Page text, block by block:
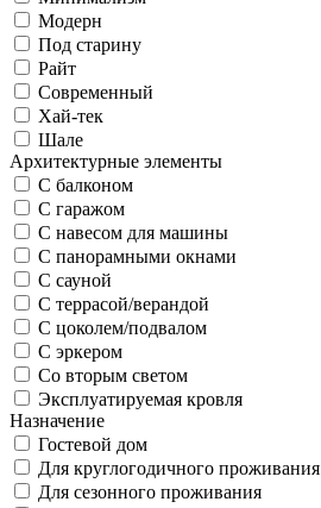
Модерн
Под старину
Райт
Современный
Хай-тек
Шале
Архитектурные элементы
С балконом
С гаражом
С навесом для машины
С панорамными окнами
С сауной
С террасой/верандой
С цоколем/подвалом
С эркером
Со вторым светом
Эксплуатируемая кровля
Назначение
Гостевой дом
Для круглогодичного проживания
Для сезонного проживания